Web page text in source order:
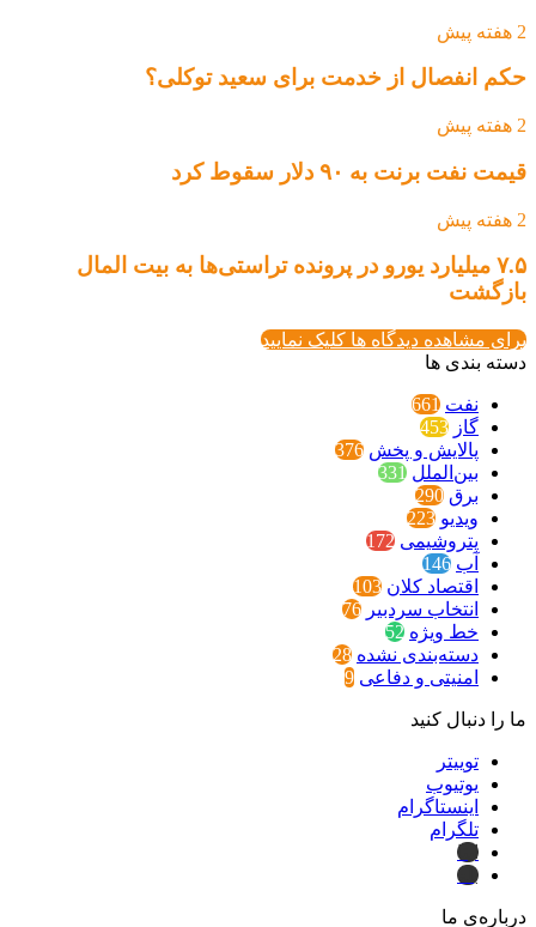
2 هفته پیش
حکم انفصال از خدمت برای سعید توکلی؟
2 هفته پیش
قیمت نفت برنت به ۹۰ دلار سقوط کرد
2 هفته پیش
۷.۵ میلیارد یورو در پرونده تراستی‌ها به بیت المال
بازگشت
برای مشاهده دیدگاه ها کلیک نمایید
دسته بندی ها
نفت 661
گاز 453
پالایش و پخش 376
بین‌الملل 331
برق 290
ویدیو 223
پتروشیمی 172
آب 146
اقتصاد کلان 103
انتخاب سردبیر 76
خط ویژه 52
دسته‌بندی نشده 28
امنیتی و دفاعی 9
ما را دنبال کنید
توییتر
یوتیوب
اینستاگرام
تلگرام
ایتا
بله
درباره‌ی ما